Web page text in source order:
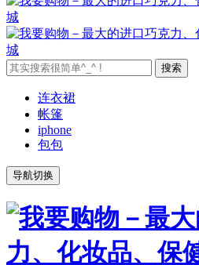
搜索
连衣裙
帐篷
iphone
包包
导航切换